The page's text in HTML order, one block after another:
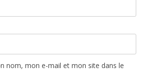
nom, mon e-mail et mon site dans le